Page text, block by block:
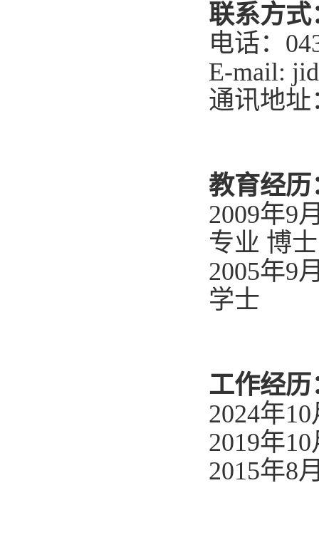
联系方式
电话：
E-mail:
通讯地
教育经历
2009年9
专业 博士
2005年9
学士
工作经历
2024年10
2019年10
2015年8